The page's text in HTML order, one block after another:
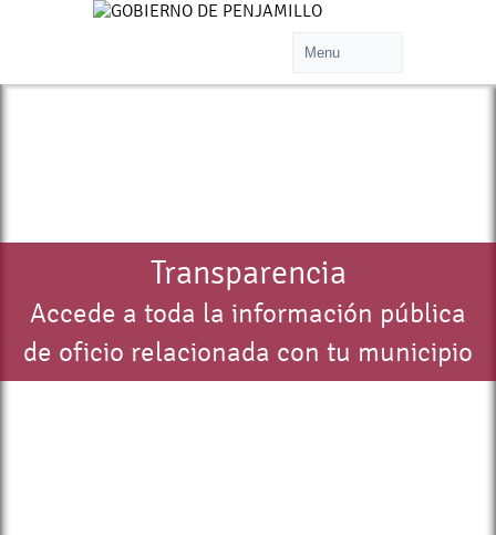
Transparencia
Accede a toda la información pública
de oficio relacionada con tu municipio